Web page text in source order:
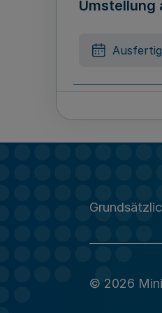
Umstellung
Erlass über
© 2026